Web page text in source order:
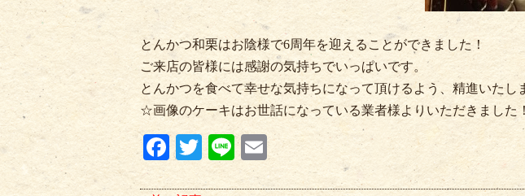
とんかつ和栗はお陰様で6周年を迎えることができました！
ご来店の皆様には感謝の気持ちでいっぱいです。
とんかつを食べて幸せな気持ちになって頂けるよう、精進いた
☆画像のケーキはお世話になっている業者様よりいただきました
Fa
ce
T
wi
Li
ne
E
m